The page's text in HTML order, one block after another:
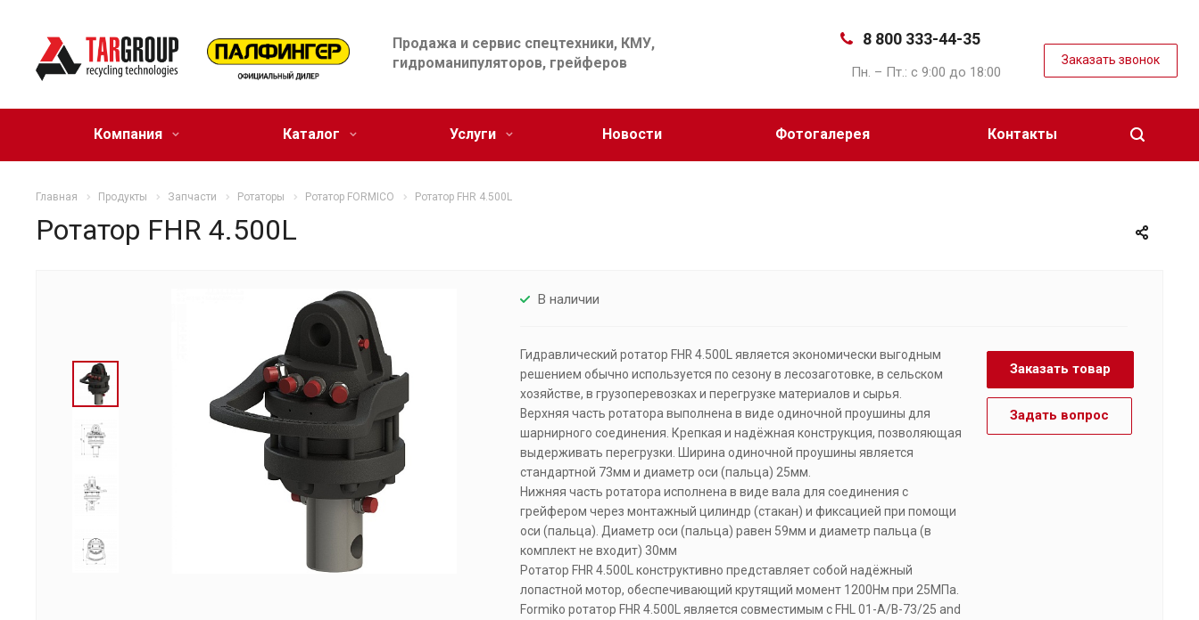
Продажа и сервис спецтехники, КМУ,
гидроманипуляторов, грейферов
8 800 333-44-35
Пн. – Пт.: с 9:00 до 18:00
Заказать звонок
Компания Каталог Услуги Новости Фотогалерея Контакты
Главная Продукты Запчасти Ротаторы Ротатор FОRMICO Ротатор FHR 4.500L
Ротатор FHR 4.500L
В наличии
Гидравлический ротатор FHR 4.500L является экономически выгодным
решением обычно используется по сезону в лесозаготовке, в сельском
хозяйстве, в грузоперевозках и перегрузке материалов и сырья.
Верхняя часть ротатора выполнена в виде одиночной проушины для
шарнирного соединения. Крепкая и надёжная конструкция, позволяющая
выдерживать перегрузки. Ширина одиночной проушины является
стандартной 73мм и диаметр оси (пальца) 25мм.
Нижняя часть ротатора исполнена в виде вала для соединения с
грейфером через монтажный цилиндр (стакан) и фиксацией при помощи
оси (пальца). Диаметр оси (пальца) равен 59мм и диаметр пальца (в
комплект не входит) 30мм
Ротатор FHR 4.500L конструктивно представляет собой надёжный
лопастной мотор, обеспечивающий крутящий момент 1200Нм при 25МПа.
Formiko ротатор FHR 4.500L является совместимым с FHL 01-A/B-73/25 and
Заказать товар
Задать вопрос